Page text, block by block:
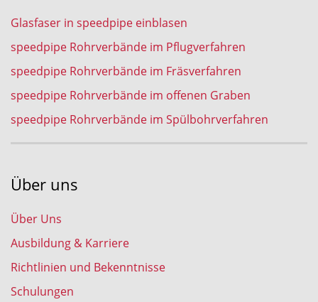
Glasfaser in speedpipe einblasen
speedpipe Rohrverbände im Pflugverfahren
speedpipe Rohrverbände im Fräsverfahren
speedpipe Rohrverbände im offenen Graben
speedpipe Rohrverbände im Spülbohrverfahren
Über uns
Über Uns
Ausbildung & Karriere
Richtlinien und Bekenntnisse
Schulungen